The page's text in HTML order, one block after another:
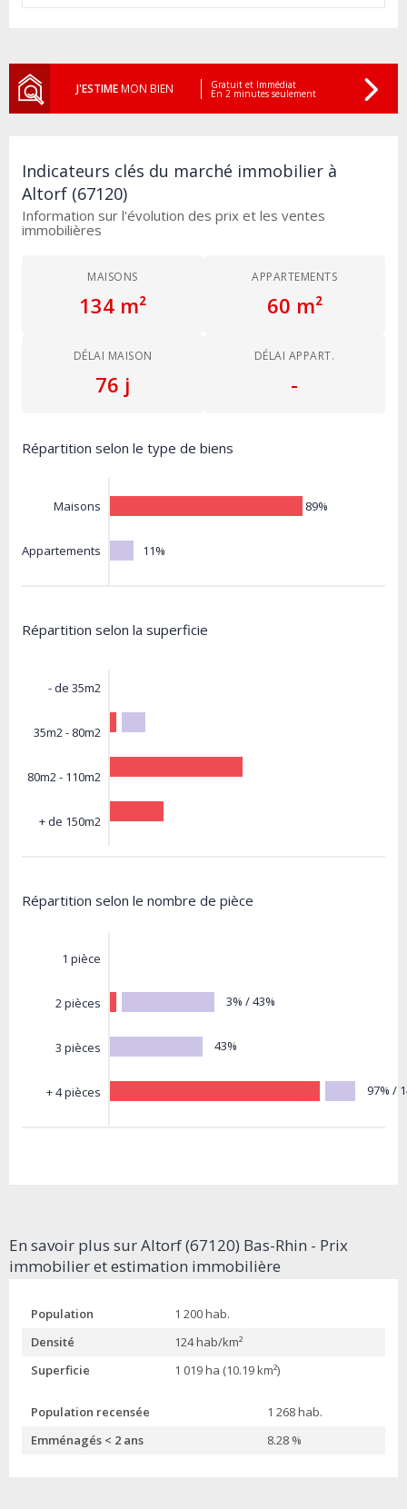
J'ESTIMEMON BIEN Gratuit et Immédiat
En 2 minutes seulement
Indicateurs clés du marché immobilier à
Altorf (67120)
Information sur l'évolution des prix et les ventes
immobilières
MAISONS
134 m²
APPARTEMENTS
60 m²
DÉLAI MAISON
76 j
DÉLAI APPART.
-
Répartition selon le type de biens
Maisons
Appartements
89%
11%
Répartition selon la superficie
- de 35m2
35m2 - 80m2
80m2 - 110m2
+ de 150m2
Répartition selon le nombre de pièce
1 pièce
2 pièces
3 pièces
+ 4 pièces
3% / 43%
43%
97% /
En savoir plus sur Altorf (67120) Bas-Rhin - Prix
immobilier et estimation immobilière
Population
1 200 hab.
Densité
124 hab/km²
Superficie
1 019 ha (10.19 km²)
Population recensée
1 268 hab.
Emménagés < 2 ans
8.28 %